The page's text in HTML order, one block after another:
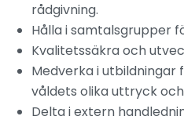
rådgivning.
Hålla i samtalsgrupper
Kvalitetssäkra och
Medverka i
våldets olika uttryck
Delta i extern